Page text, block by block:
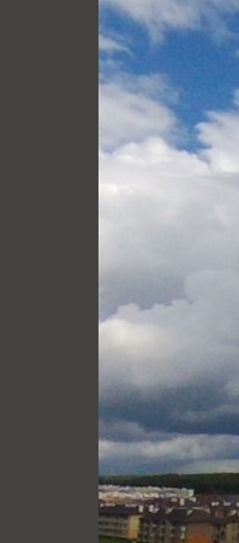
Перейти
к
содержимому